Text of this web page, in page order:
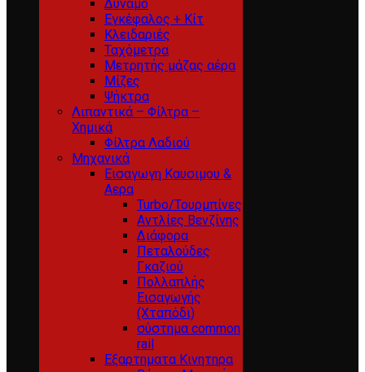
Δυναμό
Εγκέφαλος + Κίτ
Κλειδαριές
Ταχόμετρα
Μετρητής μάζας αέρα
Μίζες
Ψήκτρα
Λιπαντικά – Φίλτρα –
Χημικά
Φίλτρα Λαδιού
Μηχανικά
Εισαγωγη Καυσιμου &
Αερα
Turbo/Τουρμπίνες
Αντλίες Βενζίνης
Διάφορα
Πεταλούδες
Γκαζιού
Πολλαπλής
Εισαγωγής
(Χταπόδι)
σύστημα common
rail
Εξαρτηματα Κινητηρα